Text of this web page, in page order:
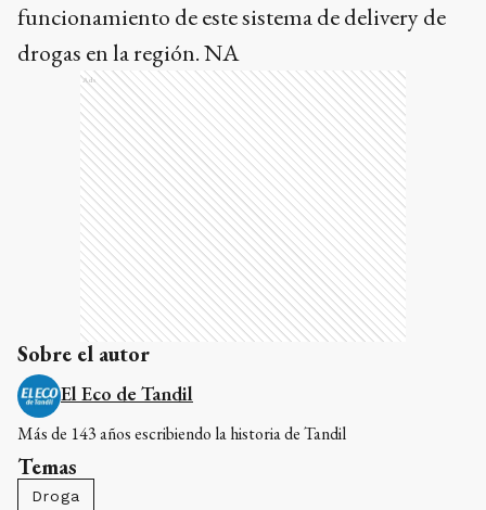
funcionamiento de este sistema de delivery de
drogas en la región. NA
Ads
Sobre el autor
El Eco de Tandil
Más de 143 años escribiendo la historia de Tandil
Temas
Droga